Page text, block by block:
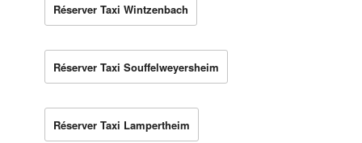
Réserver Taxi Wintzenbach
Réserver Taxi Souffelweyersheim
Réserver Taxi Lampertheim